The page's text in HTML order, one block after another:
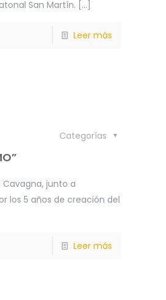
San Martín. […]
Leer más
Categorías
junto a
los 5 años de creación del
Leer más